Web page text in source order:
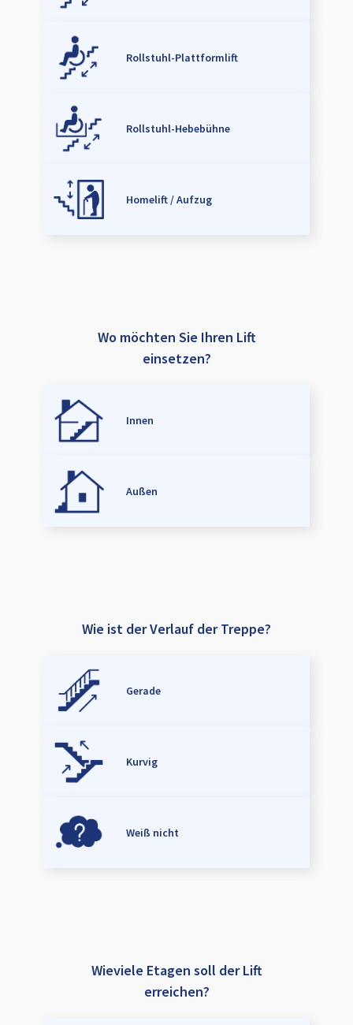
Rollstuhl-Plattformlift
Rollstuhl-Hebebühne
Homelift / Aufzug
Wo möchten Sie Ihren Lift
einsetzen?
Innen
Außen
Wie ist der Verlauf der Treppe?
Gerade
Kurvig
Weiß nicht
Wieviele Etagen soll der Lift
erreichen?